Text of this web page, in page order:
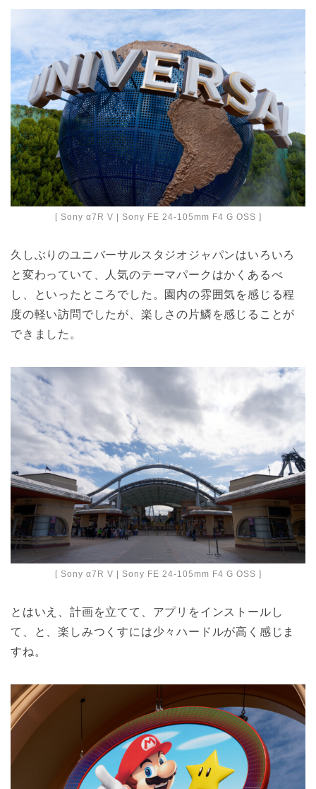
[ Sony α7R V | Sony FE 24-105mm F4 G OSS ]
久しぶりのユニバーサルスタジオジャパンはいろいろ
と変わっていて、人気のテーマパークはかくあるべ
し、といったところでした。園内の雰囲気を感じる程
度の軽い訪問でしたが、楽しさの片鱗を感じることが
できました。
[ Sony α7R V | Sony FE 24-105mm F4 G OSS ]
とはいえ、計画を立てて、アプリをインストールし
て、と、楽しみつくすには少々ハードルが高く感じま
すね。